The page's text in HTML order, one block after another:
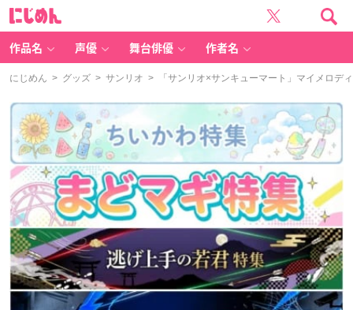
作品名 声優 舞台俳優 作者名
にじめん > グッズ > サンリオ > 「サンリオ×サンキューマート」マイメロデ